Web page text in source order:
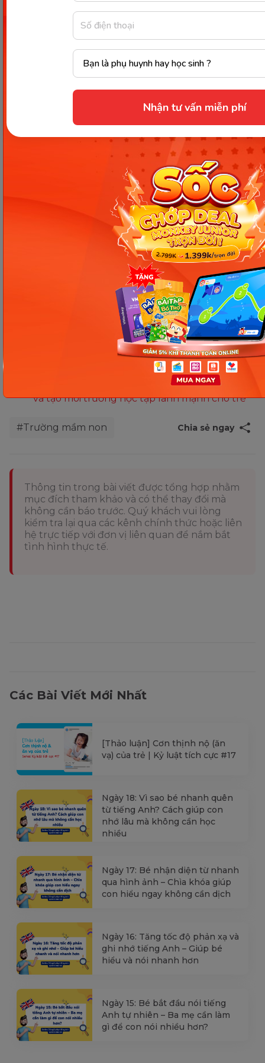
Nhận tư vấn miễn phí
tục trên, phụ huynh sẽ được yêu cầu thanh
toán học phí. Học phí của mỗi trường mầm
non tư thục sẽ khác nhau và thường cao hơn
so với các trường công lập. Vì vậy ba mẹ cần
xác định kỹ chi phí và tài chính để đảm bảo
tính khả thi.
Sau khi hoàn tất quá trình nhập
học, trẻ sẽ bắt đầu học tại trường mầm non tư
thục đã đăng ký. Trường sẽ thông báo lịch học
và cung cấp cho phụ huynh thông tin chi tiết
về các hoạt động giáo dục và chăm sóc trẻ.
Tóm lại, bên cạnh những ưu điểm vượt trội thì
trường mầm non tư thục vẫn sẽ có những nhược
điểm riêng. Ba mẹ cần tìm hiểu, cân nhắc kỹ lưỡng
trước khi quyết định đăng ký học để đảm bảo cho
con được phát triển toàn diện nhất trong giai đoạn
Hướng dẫn cách viết đơn xin chuyển trường
mầm non [Chi tiết + mẫu đơn]
Tổng hợp khẩu hiệu trường mầm non độc đáo
Nội quy trường mầm non: Giúp duy trì trật tự
và tạo môi trường học tập lành mạnh cho trẻ
#Trường mầm non Chia sẻ ngay
Thông tin trong bài viết được tổng hợp nhằm
mục đích tham khảo và có thể thay đổi mà
không cần báo trước. Quý khách vui lòng
kiểm tra lại qua các kênh chính thức hoặc liên
hệ trực tiếp với đơn vị liên quan để nắm bắt
tình hình thực tế.
Các Bài Viết Mới Nhất
[Thảo luận] Cơn thịnh nộ (ăn
vạ) của trẻ | Kỷ luật tích cực #17
Ngày 18: Vì sao bé nhanh quên
từ tiếng Anh? Cách giúp con
nhớ lâu mà không cần học
nhiều
Ngày 17: Bé nhận diện từ nhanh
qua hình ảnh – Chìa khóa giúp
con hiểu ngay không cần dịch
Ngày 16: Tăng tốc độ phản xạ và
ghi nhớ tiếng Anh – Giúp bé
hiểu và nói nhanh hơn
Ngày 15: Bé bắt đầu nói tiếng
Anh tự nhiên – Ba mẹ cần làm
gì để con nói nhiều hơn?